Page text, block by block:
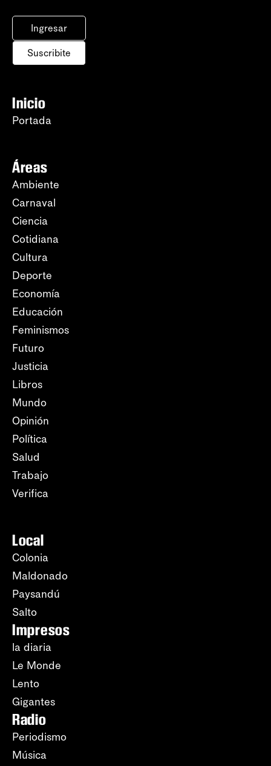
Ingresar
Suscribite
Inicio
Portada
Áreas
Ambiente
Carnaval
Ciencia
Cotidiana
Cultura
Deporte
Economía
Educación
Feminismos
Futuro
Justicia
Libros
Mundo
Opinión
Política
Salud
Trabajo
Verifica
Local
Colonia
Maldonado
Paysandú
Salto
Impresos
la diaria
Le Monde
Lento
Gigantes
Radio
Periodismo
Música